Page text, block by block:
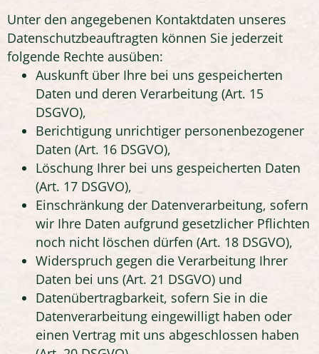
Unter den angegebenen Kontaktdaten unseres
Datenschutzbeauftragten können Sie jederzeit
folgende Rechte ausüben:
Auskunft über Ihre bei uns gespeicherten
Daten und deren Verarbeitung (Art. 15
DSGVO),
Berichtigung unrichtiger personenbezogener
Daten (Art. 16 DSGVO),
Löschung Ihrer bei uns gespeicherten Daten
(Art. 17 DSGVO),
Einschränkung der Datenverarbeitung, sofern
wir Ihre Daten aufgrund gesetzlicher Pflichten
noch nicht löschen dürfen (Art. 18 DSGVO),
Widerspruch gegen die Verarbeitung Ihrer
Daten bei uns (Art. 21 DSGVO) und
Datenübertragbarkeit, sofern Sie in die
Datenverarbeitung eingewilligt haben oder
einen Vertrag mit uns abgeschlossen haben